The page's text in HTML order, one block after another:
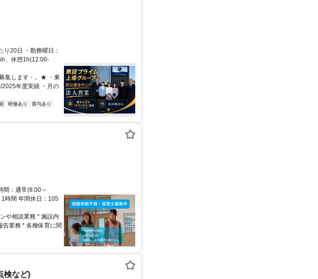
20日 ・勤務曜日：
、休憩1h(12:00-
集します・。★ ・東
年度実績 ・月の
研修あり
賞与あり
間：通常(8:00～
時間 年間休日：105
や相談業務 * 施設内
告業務 * 各種保育に関
検など)